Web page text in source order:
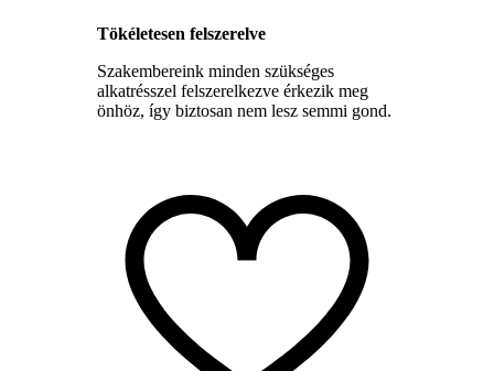
Tökéletesen felszerelve
Szakembereink minden szükséges
alkatrésszel felszerelkezve érkezik meg
önhöz, így biztosan nem lesz semmi gond.